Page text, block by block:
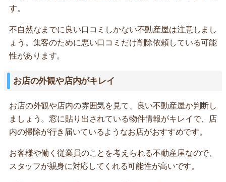
す。
不自然なまでに良い口コミしかない不動産屋は注意しまし
ょう。集客のために悪い口コミだけ削除依頼している可能
性があります。
お店の外観や店内がキレイ
お店の外観や店内の雰囲気を見て、良い不動産屋か判断し
ましょう。窓に貼り出されている物件情報がキレイで、店
内の掃除が行き届いているようなお店がおすすめです。
お客様や働く従業員のことを考えられる不動産屋なので、
スタッフが親身に対応してくれる可能性が高いです。